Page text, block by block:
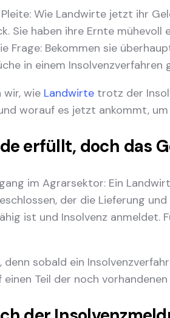
Sie haben ihre Ernte
Frage: Bekommen sie
in einem Insolvenzverfahren
wir, wie Landwirte trotz der
worauf es jetzt ankommt,
erfüllt, doch das
im Agrarsektor: Ein
der die Lieferung
ist und Insolvenz
denn sobald ein
einen Teil der noch